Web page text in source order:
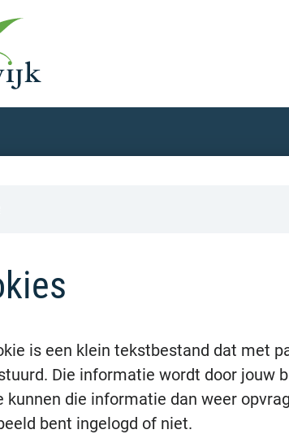
is een klein tekstbestand dat met
Die informatie wordt door jouw
kunnen die informatie dan weer
bent ingelogd of niet.